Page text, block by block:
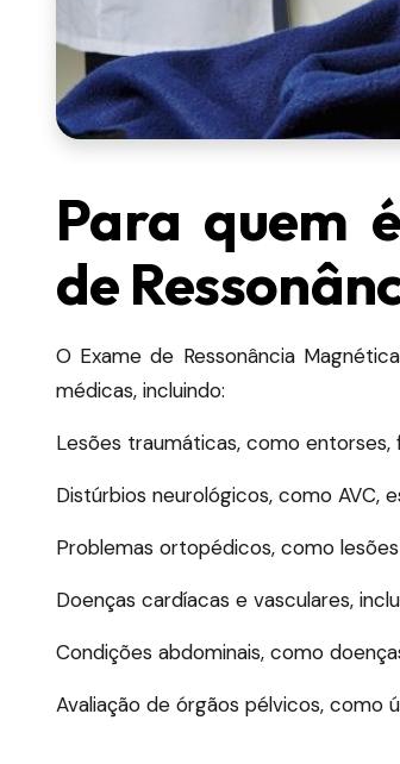
Para quem
de
O Exame de Ressonância
médicas, incluindo:
Lesões traumáticas, como
Distúrbios neurológicos, como AVC,
Problemas ortopédicos, como
Doenças cardíacas e vasculares,
Condições abdominais, como
Avaliação de órgãos pélvicos, como